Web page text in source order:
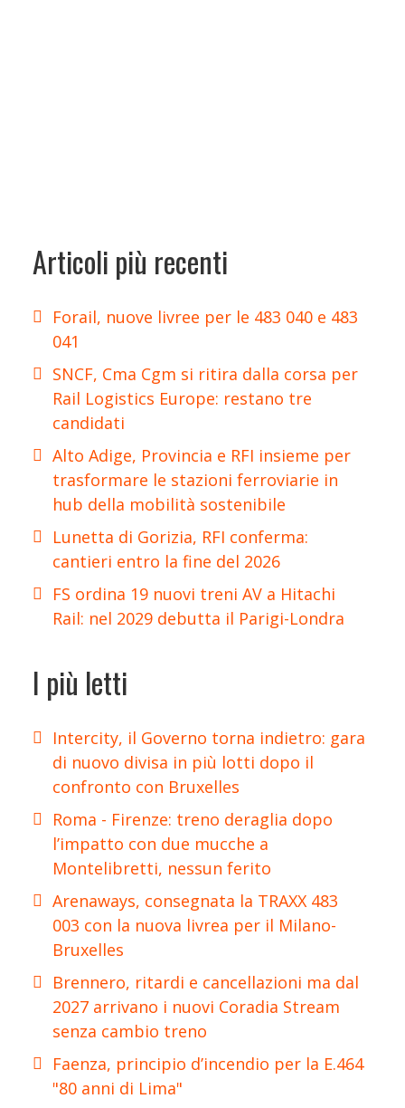
Articoli più recenti
Forail, nuove livree per le 483 040 e 483
041
SNCF, Cma Cgm si ritira dalla corsa per
Rail Logistics Europe: restano tre
candidati
Alto Adige, Provincia e RFI insieme per
trasformare le stazioni ferroviarie in
hub della mobilità sostenibile
Lunetta di Gorizia, RFI conferma:
cantieri entro la fine del 2026
FS ordina 19 nuovi treni AV a Hitachi
Rail: nel 2029 debutta il Parigi-Londra
I più letti
Intercity, il Governo torna indietro: gara
di nuovo divisa in più lotti dopo il
confronto con Bruxelles
Roma - Firenze: treno deraglia dopo
l’impatto con due mucche a
Montelibretti, nessun ferito
Arenaways, consegnata la TRAXX 483
003 con la nuova livrea per il Milano-
Bruxelles
Brennero, ritardi e cancellazioni ma dal
2027 arrivano i nuovi Coradia Stream
senza cambio treno
Faenza, principio d’incendio per la E.464
"80 anni di Lima"